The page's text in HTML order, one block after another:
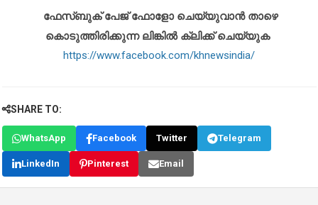
ഫേസ്ബുക് പേജ് ഫോളോ ചെയ്യുവാൻ താഴെ
കൊടുത്തിരിക്കുന്ന ലിങ്കിൽ ക്ലിക്ക് ചെയ്യുക
https://www.facebook.com/khnewsindia/
SHARE TO:
WhatsApp Facebook Twitter Telegram
LinkedIn Pinterest Email